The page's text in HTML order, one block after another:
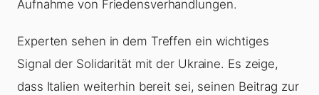
Aufnahme von Friedensverhandlungen.
Experten sehen in dem Treffen ein wichtiges
Signal der Solidarität mit der Ukraine. Es zeige,
dass Italien weiterhin bereit sei, seinen Beitrag zur